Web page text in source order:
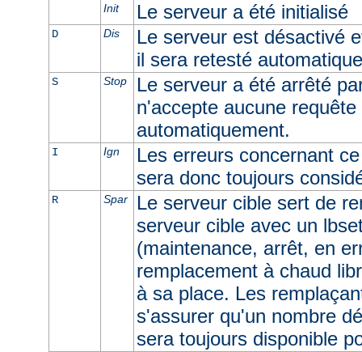
Init Le serveur a été initialisé
D Dis
Le serveur est désactivé
il sera retesté
S Stop
Le serveur a été arrêté
n'accepte aucune
automatiquement.
I Ign
Les erreurs concernant
sera donc toujours
R Spar
Le serveur cible sert de
serveur cible avec un
(maintenance, arrêt, en
remplacement à chaud
à sa place. Les
s'assurer qu'un nombre
sera toujours disponible